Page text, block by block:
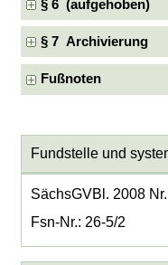
§ 6 (aufgehoben)
§ 7 Archivierung
Fußnoten
Fundstelle und
SächsGVBl. 2008
Fsn-Nr.: 26-5/2